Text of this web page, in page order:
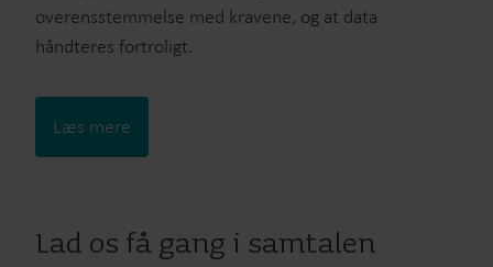
overensstemmelse med kravene, og at data
håndteres fortroligt.
Læs mere
Lad os få gang i samtalen